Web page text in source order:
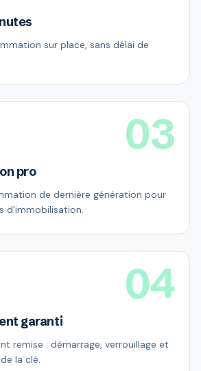
sur place, sans délai de
03
pro
de dernière génération pour
d'immobilisation.
04
garanti
remise : démarrage, verrouillage et
la clé.